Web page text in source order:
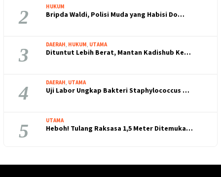
2 HUKUM
Bripda Waldi, Polisi Muda yang Habisi Do…
3 DAERAH HUKUM UTAMA
Dituntut Lebih Berat, Mantan Kadishub Ke…
4 DAERAH UTAMA
Uji Labor Ungkap Bakteri Staphylococcus …
5 UTAMA
Heboh! Tulang Raksasa 1,5 Meter Ditemuka…